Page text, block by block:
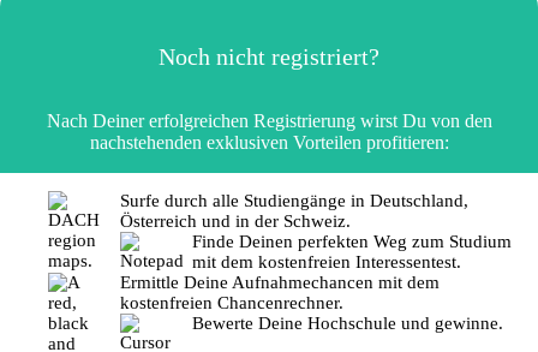
Noch nicht registriert?
Nach Deiner erfolgreichen Registrierung wirst Du von den
nachstehenden exklusiven Vorteilen profitieren:
Surfe durch alle Studiengänge in Deutschland,
Österreich und in der Schweiz.
Finde Deinen perfekten Weg zum Studium
mit dem kostenfreien Interessentest.
Ermittle Deine Aufnahmechancen mit dem
kostenfreien Chancenrechner.
Bewerte Deine Hochschule und gewinne.